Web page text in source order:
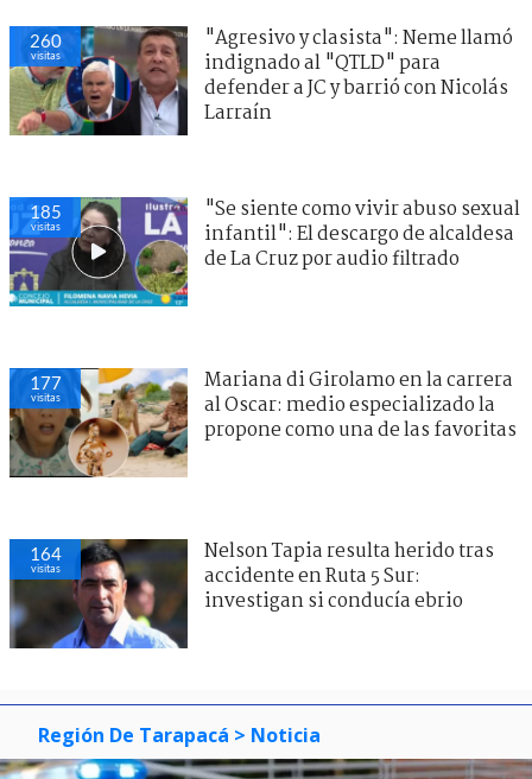
260
visitas
"Agresivo y clasista": Neme llamó
indignado al "QTLD" para
defender a JC y barrió con Nicolás
Larraín
185
visitas
"Se siente como vivir abuso sexual
infantil": El descargo de alcaldesa
de La Cruz por audio filtrado
177
visitas
Mariana di Girolamo en la carrera
al Oscar: medio especializado la
propone como una de las favoritas
164
visitas
Nelson Tapia resulta herido tras
accidente en Ruta 5 Sur:
investigan si conducía ebrio
Región De Tarapacá > Noticia